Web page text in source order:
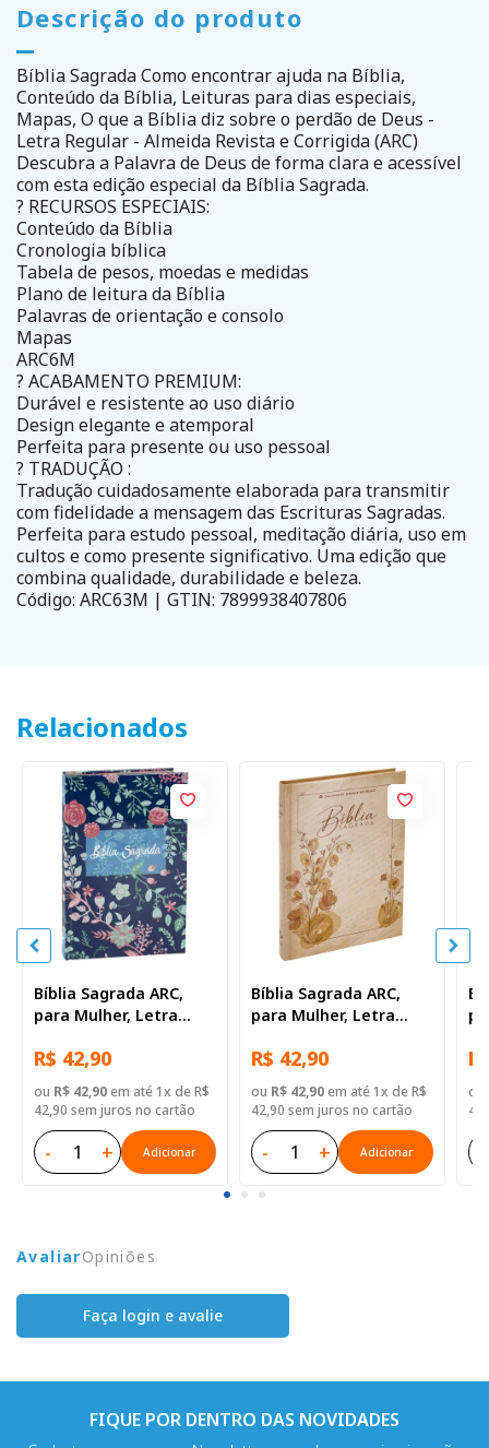
Descrição do produto
Bíblia Sagrada Como encontrar ajuda na Bíblia,
Conteúdo da Bíblia, Leituras para dias especiais,
Mapas, O que a Bíblia diz sobre o perdão de Deus -
Letra Regular - Almeida Revista e Corrigida (ARC)
Descubra a Palavra de Deus de forma clara e acessível
com esta edição especial da Bíblia Sagrada.
? RECURSOS ESPECIAIS:
Conteúdo da Bíblia
Cronologia bíblica
Tabela de pesos, moedas e medidas
Plano de leitura da Bíblia
Palavras de orientação e consolo
Mapas
ARC6M
? ACABAMENTO PREMIUM:
Durável e resistente ao uso diário
Design elegante e atemporal
Perfeita para presente ou uso pessoal
? TRADUÇÃO :
Tradução cuidadosamente elaborada para transmitir
com fidelidade a mensagem das Escrituras Sagradas.
Perfeita para estudo pessoal, meditação diária, uso em
cultos e como presente significativo. Uma edição que
combina qualidade, durabilidade e beleza.
Código: ARC63M | GTIN: 7899938407806
Relacionados
Bíblia Sagrada ARC,
para Mulher, Letra
Azul
R$ 42,90
ou R$ 42,90em até 1x de R$
42,90 sem juros no cartão
- + Adicionar
Bíblia Sagrada ARC,
para Mulher, Letra
Ilustrada: Bege
R$ 42,90
ou R$ 42,90em até 1x de R$
42,90 sem juros no cartão
- + Adicionar
ou
AvaliarOpiniões
Faça login e avalie
FIQUE POR DENTRO DAS NOVIDADES